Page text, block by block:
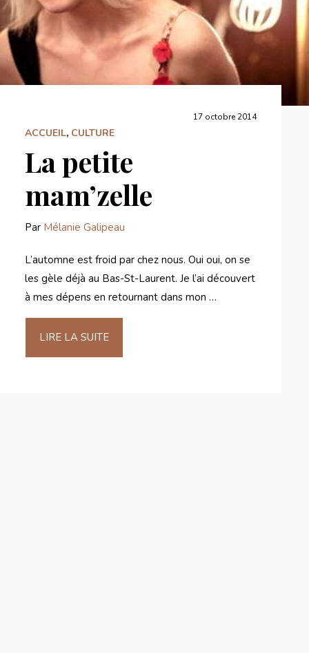
17 octobre 2014
ACCUEIL, CULTURE
La petite
mam’zelle
Par Mélanie Galipeau
L’automne est froid par chez nous. Oui oui, on se
les gèle déjà au Bas-St-Laurent. Je l’ai découvert
à mes dépens en retournant dans mon …
LIRE LA SUITE